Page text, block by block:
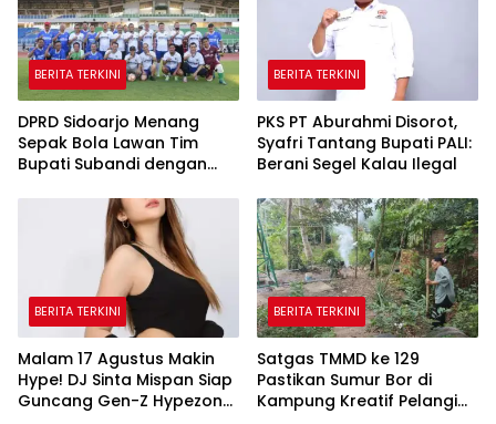
BERITA TERKINI
DPRD Sidoarjo Menang
Sepak Bola Lawan Tim
Bupati Subandi dengan
BERITA TERKINI
PKS PT Aburahmi Disorot,
Syafri Tantang Bupati PALI:
Berani Segel Kalau Ilegal
BERITA TERKINI
Malam 17 Agustus Makin
Hype! DJ Sinta Mispan Siap
Guncang Gen-Z Hypezone
BERITA TERKINI
Satgas TMMD ke 129
Pastikan Sumur Bor di
Kampung Kreatif Pelangi